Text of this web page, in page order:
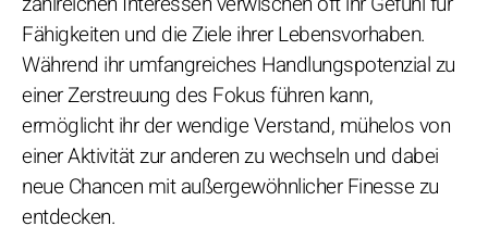
Fähigkeiten und die Ziele ihrer Lebensvorhaben.
Während ihr umfangreiches Handlungspotenzial zu
einer Zerstreuung des Fokus führen kann,
ermöglicht ihr der wendige Verstand, mühelos von
einer Aktivität zur anderen zu wechseln und dabei
neue Chancen mit außergewöhnlicher Finesse zu
entdecken.